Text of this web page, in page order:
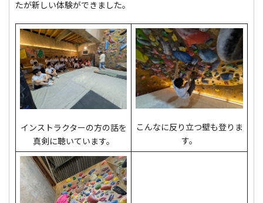
たが新しい体験ができました。
インストラクターの方の話を
真剣に聴いています。
こんなに反り立つ壁も登りま
す。